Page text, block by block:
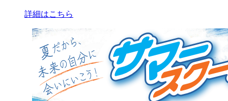
詳細はこちら